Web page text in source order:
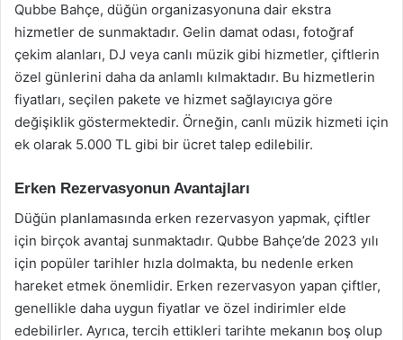
Qubbe Bahçe, düğün organizasyonuna dair ekstra
hizmetler de sunmaktadır. Gelin damat odası, fotoğraf
çekim alanları, DJ veya canlı müzik gibi hizmetler, çiftlerin
özel günlerini daha da anlamlı kılmaktadır. Bu hizmetlerin
fiyatları, seçilen pakete ve hizmet sağlayıcıya göre
değişiklik göstermektedir. Örneğin, canlı müzik hizmeti için
ek olarak 5.000 TL gibi bir ücret talep edilebilir.
Erken Rezervasyonun Avantajları
Düğün planlamasında erken rezervasyon yapmak, çiftler
için birçok avantaj sunmaktadır. Qubbe Bahçe’de 2023 yılı
için popüler tarihler hızla dolmakta, bu nedenle erken
hareket etmek önemlidir. Erken rezervasyon yapan çiftler,
genellikle daha uygun fiyatlar ve özel indirimler elde
edebilirler. Ayrıca, tercih ettikleri tarihte mekanın boş olup